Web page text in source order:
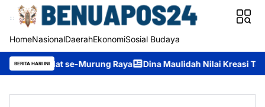
HomeNasionalDaerahEkonomiSosial Budaya
BERITA HARI INI
Murung Raya Dina Maulidah Nilai Kreasi Tari FBTTB 2026